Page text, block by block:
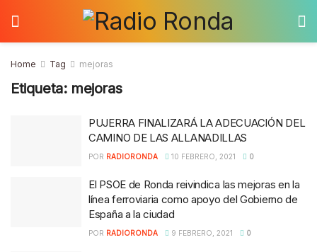
Home Tag mejoras
Etiqueta: mejoras
PUJERRA FINALIZARÁ LA ADECUACIÓN DEL
CAMINO DE LAS ALLANADILLAS
POR RADIORONDA 10 FEBRERO, 2021 0
El PSOE de Ronda reivindica las mejoras en la
línea ferroviaria como apoyo del Gobierno de
España a la ciudad
POR RADIORONDA 9 FEBRERO, 2021 0